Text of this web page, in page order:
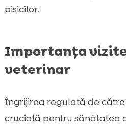
pisicilor.
Importanța
veterinar
Îngrijirea regulată de
crucială pentru sănătatea